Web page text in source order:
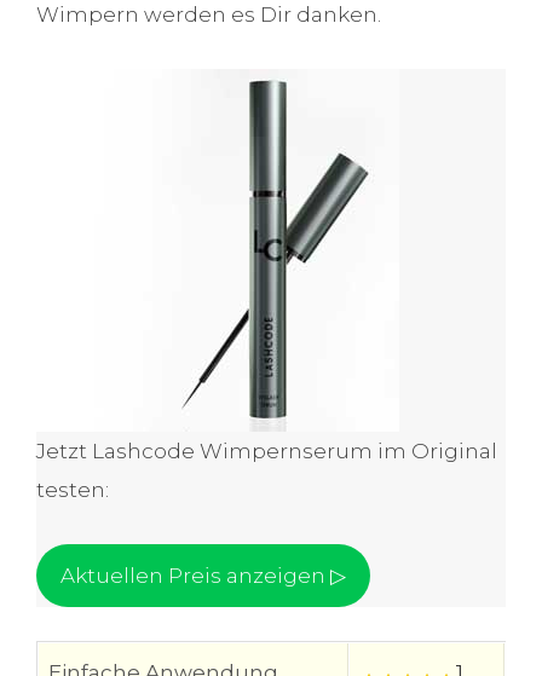
Wimpern werden es Dir danken.
Jetzt Lashcode Wimpernserum im Original
testen:
Aktuellen Preis anzeigen ▷